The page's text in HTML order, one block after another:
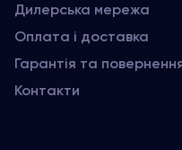
Дилерська мережа
Оплата і доставка
Гарантія та
Контакти